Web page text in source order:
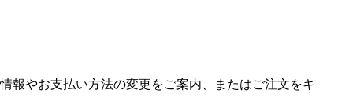
報やお支払い方法の変更をご案内、またはご注文をキ